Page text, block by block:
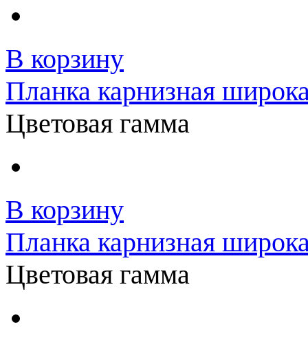
В корзину
Планка карнизная
Цветовая гамма
В корзину
Планка карнизная
Цветовая гамма